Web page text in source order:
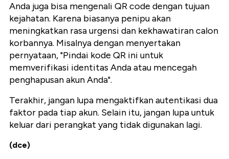
Anda juga bisa mengenali QR code dengan tujuan
kejahatan. Karena biasanya penipu akan
meningkatkan rasa urgensi dan kekhawatiran calon
korbannya. Misalnya dengan menyertakan
pernyataan, "Pindai kode QR ini untuk
memverifikasi identitas Anda atau mencegah
penghapusan akun Anda".
Terakhir, jangan lupa mengaktifkan autentikasi dua
faktor pada tiap akun. Selain itu, jangan lupa untuk
keluar dari perangkat yang tidak digunakan lagi.
(dce)